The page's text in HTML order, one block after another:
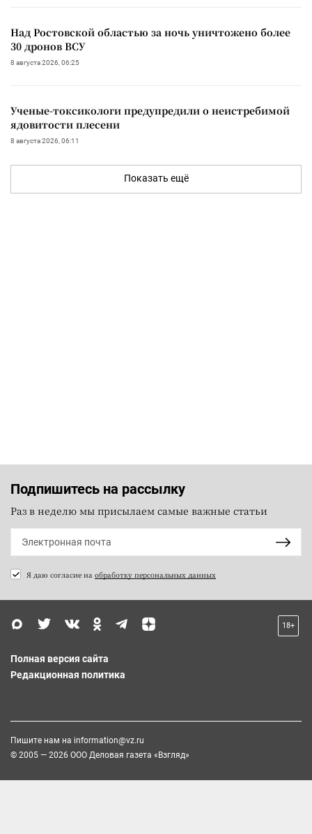
Над Ростовской областью за ночь уничтожено более
30 дронов ВСУ
8 августа 2026, 06:25
Ученые-токсикологи предупредили о неистребимой
ядовитости плесени
8 августа 2026, 06:11
Показать ещё
Подпишитесь на рассылку
Раз в неделю мы присылаем самые важные статьи
Я даю согласие на обработку персональных данных
18+
Полная версия сайта
Редакционная политика
Пишите нам на information@vz.ru
© 2005 — 2026 ООО Деловая газета «Взгляд»